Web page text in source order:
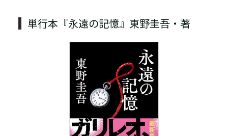
単行本『永遠の記憶』東野圭吾・著